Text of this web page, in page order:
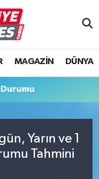
MAGAZİN DÜNYA
Yarın ve 1
Tahmini
Fikstür